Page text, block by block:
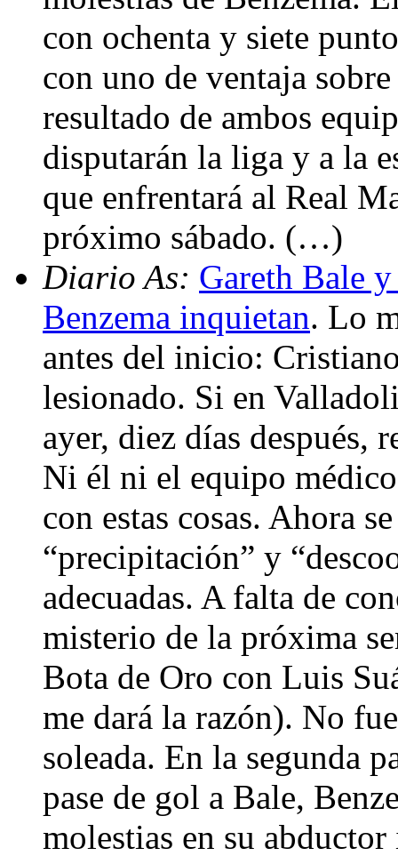
con ochenta y siete
con uno de ventaja
resultado de ambos
disputarán la liga y a la
que enfrentará al Real
próximo sábado. (…)
Diario As: Gareth Bale
Benzema inquietan. Lo
antes del inicio:
lesionado. Si en
ayer, diez días después,
Ni él ni el equipo
con estas cosas. Ahora
“precipitación” y
adecuadas. A falta de
misterio de la próxima
Bota de Oro con Luis
me dará la razón). No
soleada. En la segunda
pase de gol a Bale,
molestias en su